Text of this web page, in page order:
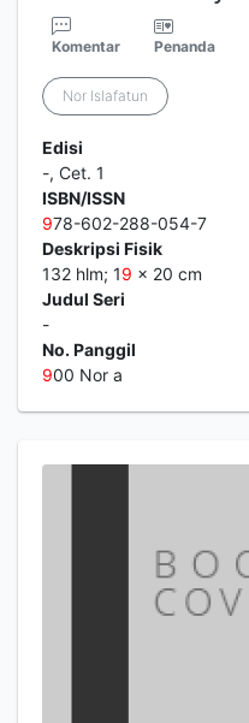
Komentar Penanda
Nor Islafatun
Edisi
-, Cet. 1
ISBN/ISSN
978-602-288-054-7
Deskripsi Fisik
132 hlm; 19 x 20 cm
Judul Seri
-
No. Panggil
900 Nor a